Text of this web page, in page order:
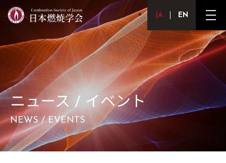
JapaneseEnglishメ
ュ
ー
ボ
ニュース / イベント
NEWS / EVENTS